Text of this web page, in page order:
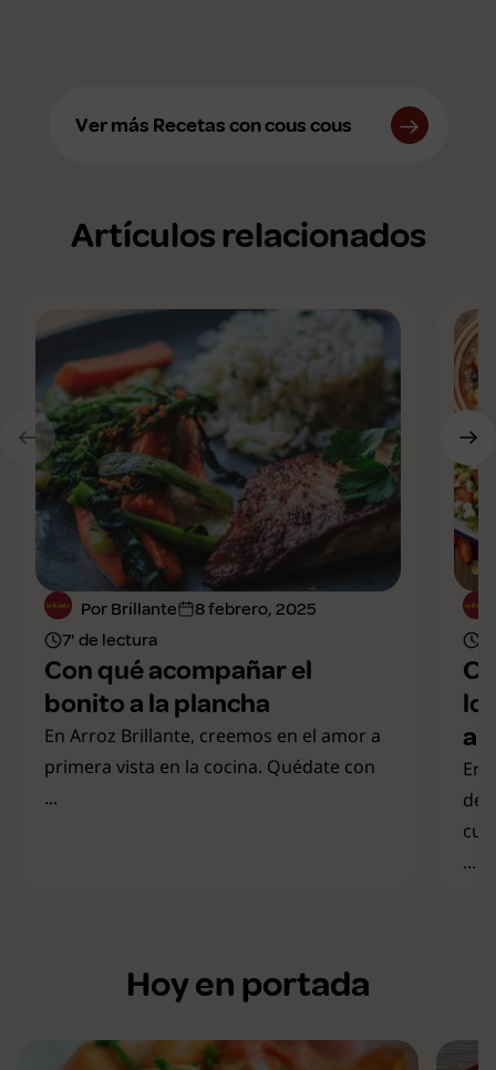
Ver más Recetas con cous cous
Artículos relacionados
Por Brillante
8 febrero, 2025
7' de lectura
Con qué acompañar el
bonito a la plancha
En Arroz Brillante, creemos en el amor a
primera vista en la cocina. Quédate con
...
En
de
...
Hoy en portada